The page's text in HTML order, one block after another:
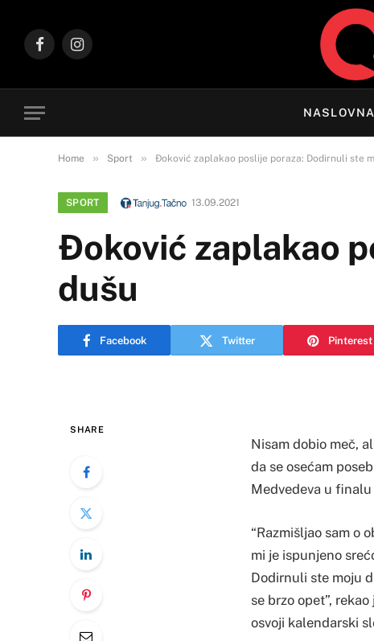
FacebookInstagram
NASLOVNA
Home » Sport » Ðoković zaplakao poslije poraza: Dodirnuli ste
SPORT 13.09.2021
Ðoković zaplakao
dušu
Facebook Twitter Pinterest
SHARE
Nisam dobio meč,
da se osećam
Medvedeva u
“Razmišljao sam o
mi je ispunjeno
Dodirnuli ste moju
se brzo opet”,
osvoji kalendarski